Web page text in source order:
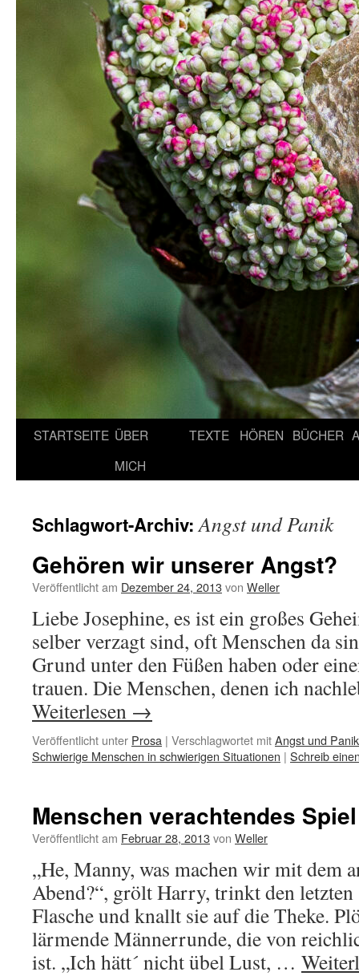
STARTSEITE ÜBER
MICH
TEXTE HÖREN BÜCHER
Schlagwort-Archiv:Angst und Panik
Gehören wir unserer Angst?
Veröffentlicht am Dezember 24, 2013von Weller
Liebe Josephine, es ist ein großes
selber verzagt sind, oft Menschen da
Grund unter den Füßen haben oder
trauen. Die Menschen, denen ich
Weiterlesen →
Veröffentlicht unter Prosa | Verschlagwortet mitAngst und Panik
Schwierige Menschen in schwierigen Situationen | Schreib
Menschen verachtendes Spiel
Veröffentlicht am Februar 28, 2013von Weller
„He, Manny, was machen wir mit dem
Abend?“, grölt Harry, trinkt den letzten
Flasche und knallt sie auf die Theke.
lärmende Männerrunde, die von
ist. „Ich hätt´ nicht übel Lust, …